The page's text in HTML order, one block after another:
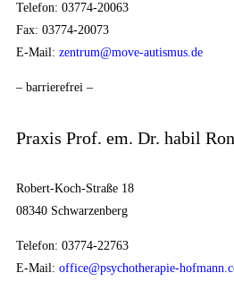
Telefon: 03774-20063
Fax: 03774-20073
E-Mail: zentrum@move-autismus.de
– barrierefrei –
Praxis Prof. em. Dr. habil
Robert-Koch-Straße 18
08340 Schwarzenberg
Telefon: 03774-22763
E-Mail: office@psychotherapie-